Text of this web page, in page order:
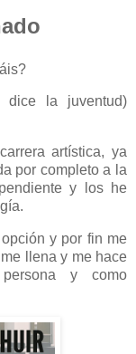
dice la juventud)
artística, ya
por completo a la
y los he
y por fin me
llena y me hace
y como